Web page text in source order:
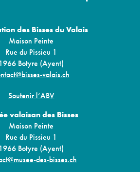
des Bisses du Valais
Maison Peinte
Rue du Pissieu 1
1966 Botyre (Ayent)
valais.ch
Soutenir l’ABV
valaisan des Bisses
Maison Peinte
Rue du Pissieu 1
1966 Botyre (Ayent)
des-bisses.ch